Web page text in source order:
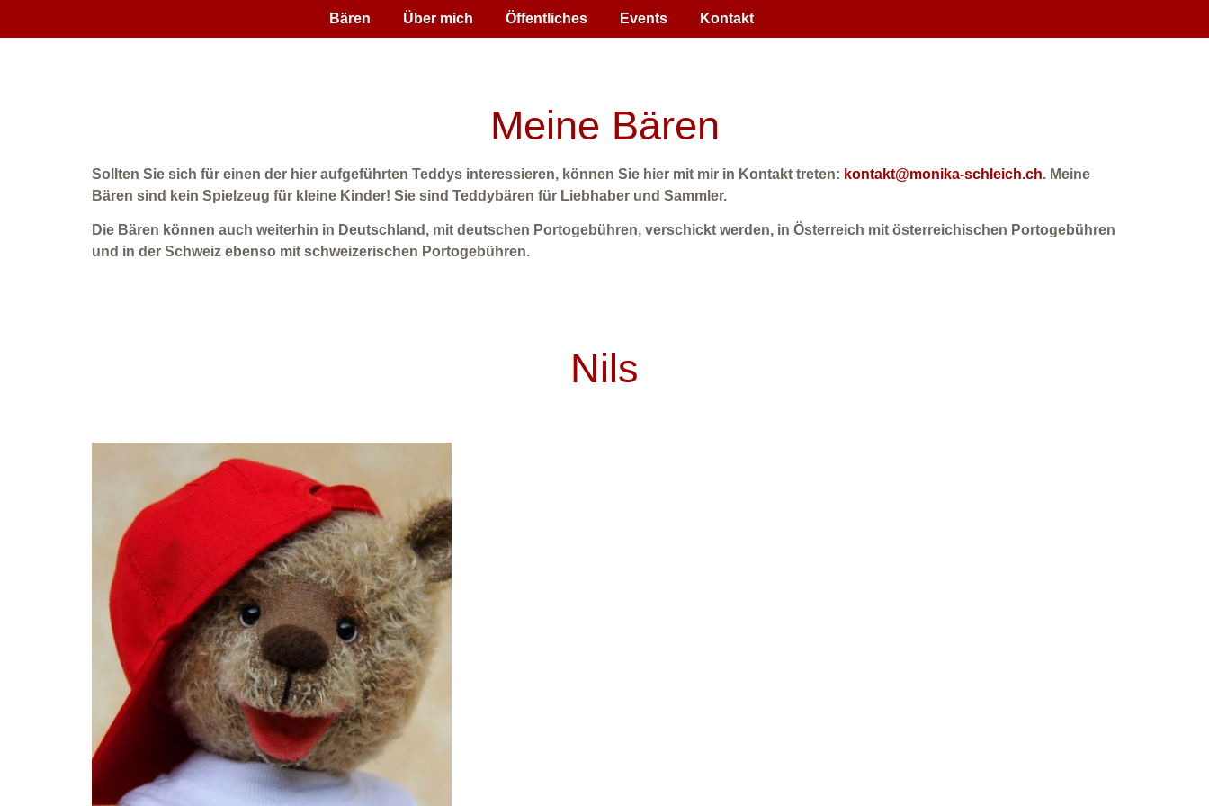
Bären Über mich Öffentliches Events Kontakt
Meine Bären
Sollten Sie sich für einen der hier aufgeführten Teddys interessieren, können Sie hier mit mir in Kontakt treten: kontakt@monika-schleich.ch. Meine
Bären sind kein Spielzeug für kleine Kinder! Sie sind Teddybären für Liebhaber und Sammler.
Die Bären können auch weiterhin in Deutschland, mit deutschen Portogebühren, verschickt werden, in Österreich mit österreichischen Portogebühren
und in der Schweiz ebenso mit schweizerischen Portogebühren.
Nils